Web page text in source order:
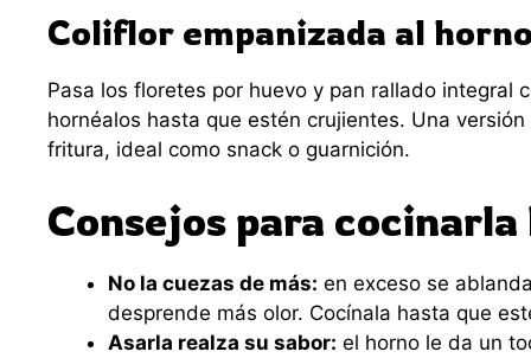
Coliflor empanizada al
Pasa los floretes por huevo y pan rallado integral
hornéalos hasta que estén crujientes. Una
fritura, ideal como snack o guarnición.
Consejos para cocinarla
No la cuezas de más: en exceso se
desprende más olor. Cocínala hasta que
Asarla realza su sabor: el horno le da un